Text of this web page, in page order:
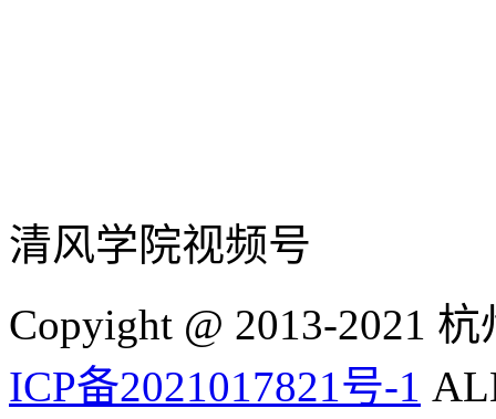
清风学院视频号
Copyight @ 2013-2021
ICP备2021017821号-1